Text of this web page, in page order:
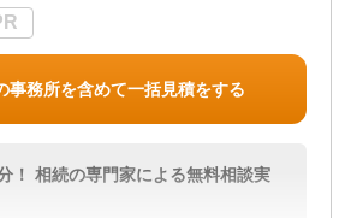
面談可 / 事務所面談可
事務所を含めて一括見積をする
！ 相続の専門家による無料相談実